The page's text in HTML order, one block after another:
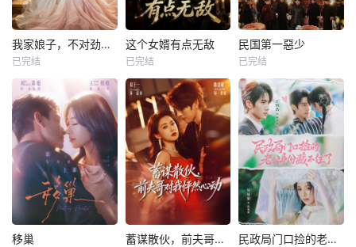
我家娘子，不对劲第四季
已完结
这个女婿有点无敌
已完结
民国第一惡少
已完结
移巢 蓄谋散伙，前夫哥对我怦然心动 民政局门口捡的老公身份藏不住了